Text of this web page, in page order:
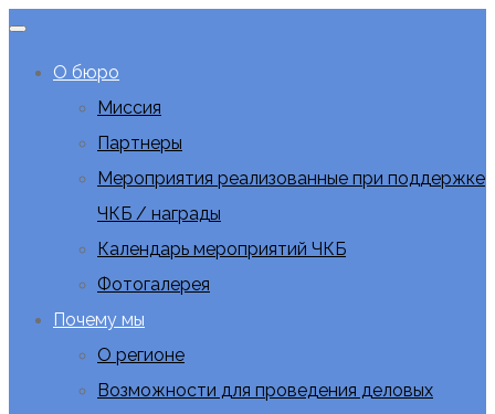
О бюро
Миссия
Партнеры
Мероприятия реализованные при поддержке
ЧКБ / награды
Календарь мероприятий ЧКБ
Фотогалерея
Почему мы
О регионе
Возможности для проведения деловых